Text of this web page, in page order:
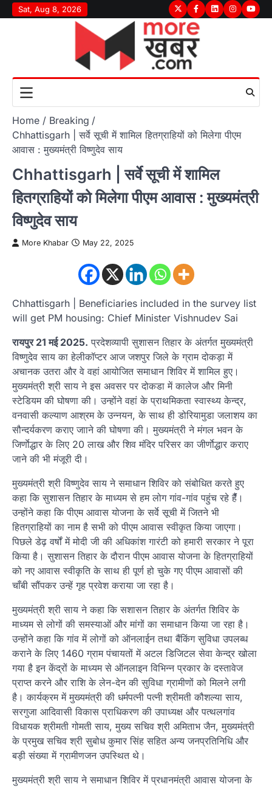
Skip
to
Sat, Aug 8, 2026 TwitterFacebook
LinkedInInstagram
Home
Breaking
Chhattisgarh | सर्वे सूची में शामिल हितग्राहियों को मिलेगा पीएम
आवास : मुख्यमंत्री विष्णुदेव साय
Chhattisgarh | सर्वे सूची में शामिल
हितग्राहियों को मिलेगा पीएम आवास : मुख्यमंत्री
विष्णुदेव साय
More Khabar May 22, 2025
Chhattisgarh | Beneficiaries included in the survey list
will get PM housing: Chief Minister Vishnudev Sai
रायपुर 21 मई 2025. प्रदेशव्यापी सुशासन तिहार के अंतर्गत मुख्यमंत्री
विष्णुदेव साय का हेलीकॉप्टर आज जशपुर जिले के ग्राम दोकड़ा में
अचानक उतरा और वे वहां आयोजित समाधान शिविर में शामिल हुए।
मुख्यमंत्री श्री साय ने इस अवसर पर दोकडा में कालेज और मिनी
स्टेडियम की घोषणा की। उन्होंने वहां के प्राथमिकता स्वास्थ्य केन्द्र,
वनवासी कल्याण आश्रम के उन्नयन, के साथ ही डोरियामुडा जलाशय का
सौन्दर्यकरण कराए जााने की घोषणा की। मुख्यमंत्री ने मंगल भवन के
जिर्णाेद्धार के लिए 20 लाख और शिव मंदिर परिसर का जीर्णाेद्धार कराए
जाने की भी मंजूरी दी।
मुख्यमंत्री श्री विष्णुदेव साय ने समाधान शिविर को संबोधित करते हुए
कहा कि सुशासन तिहार के माध्यम से हम लोग गांव-गांव पहुंच रहे हैैंं।
उन्होंने कहा कि पीएम आवास योजना के सर्वे सूची में जितने भी
हितग्राहियों का नाम है सभी को पीएम आवास स्वीकृत किया जाएगा।
पिछले डेढ़ वर्षों में मोदी जी की अधिकांश गारंटी को हमारी सरकार ने पूरा
किया है। सुशासन तिहार के दौरान पीएम आवास योजना के हितग्राहियों
को नए आवास स्वीकृति के साथ ही पूर्ण हो चुके गए पीएम आवासों की
चाँबी सौंपकर उन्हें गृह प्रवेश कराया जा रहा है।
मुख्यमंत्री श्री साय ने कहा कि सशासन तिहार के अंतर्गत शिविर के
माध्यम से लोगों की समस्याओं और मांगों का समाधान किया जा रहा है।
उन्होंने कहा कि गांव में लोगों को ऑनलाईन तथा बैंकिंग सुविधा उपलब्ध
कराने के लिए 1460 ग्राम पंचायतों में अटल डिजिटल सेवा केन्द्र खोला
गया है इन केंद्रों के माध्यम से ऑनलाइन विभिन्न प्रकार के दस्तावेज
प्राप्त करने और राशि के लेन-देन की सुविधा ग्रामीणों को मिलने लगी
है। कार्यक्रम में मुख्यमंत्री की धर्मपत्नी पत्नी श्रीमती कौशल्या साय,
सरगुजा आदिवासी विकास प्राधिकरण की उपाध्यक्ष और पत्थलगांव
विधायक श्रीमती गोमती साय, मुख्य सचिव श्री अमिताभ जैन, मुख्यमंत्री
के प्रमुख सचिव श्री सुबोध कुमार सिंह सहित अन्य जनप्रतिनिधि और
बड़ी संख्या में ग्रामीणजन उपस्थित थे।
मुख्यमंत्री श्री साय ने समाधान शिविर में प्रधानमंत्री आवास योजना के